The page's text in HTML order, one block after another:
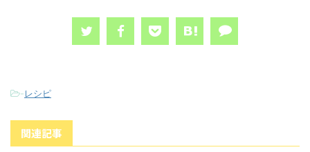
-レシピ
関連記事